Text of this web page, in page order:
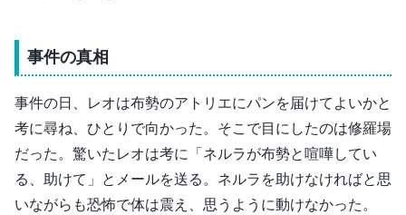
事件の真相
事件の日、レオは布勢のアトリエにパンを届けてよいかと
考に尋ね、ひとりで向かった。そこで目にしたのは修羅場
だった。驚いたレオは考に「ネルラが布勢と喧嘩してい
る、助けて」とメールを送る。ネルラを助けなければと思
いながらも恐怖で体は震え、思うように動けなかった。